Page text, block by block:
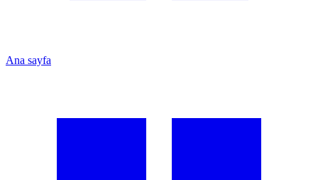
Ana sayfa